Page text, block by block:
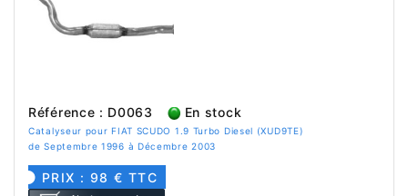
Référence : D0063 En stock
Catalyseur pour FIAT SCUDO 1.9 Turbo Diesel (XUD9TE)
de Septembre 1996 à Décembre 2003
PRIX : 98 € TTC